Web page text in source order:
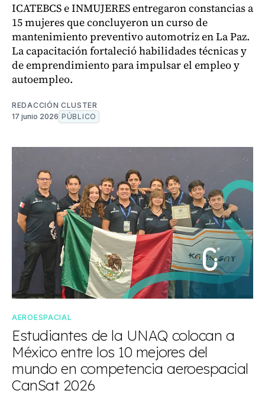
ICATEBCS e INMUJERES entregaron constancias a
15 mujeres que concluyeron un curso de
mantenimiento preventivo automotriz en La Paz.
La capacitación fortaleció habilidades técnicas y
de emprendimiento para impulsar el empleo y
autoempleo.
REDACCIÓN CLUSTER
17 junio 2026 PÚBLICO
AEROESPACIAL
Estudiantes de la UNAQ colocan a
México entre los 10 mejores del
mundo en competencia aeroespacial
CanSat 2026